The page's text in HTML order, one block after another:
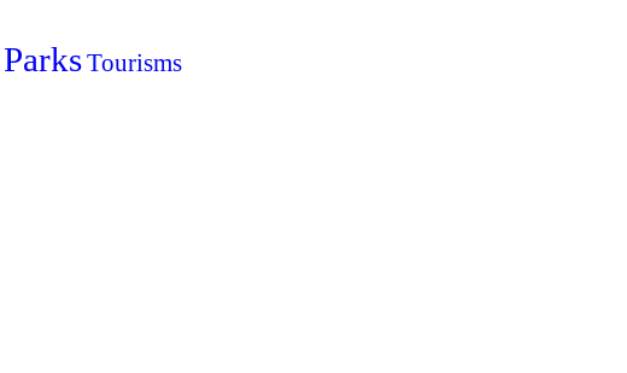
ParksTourisms